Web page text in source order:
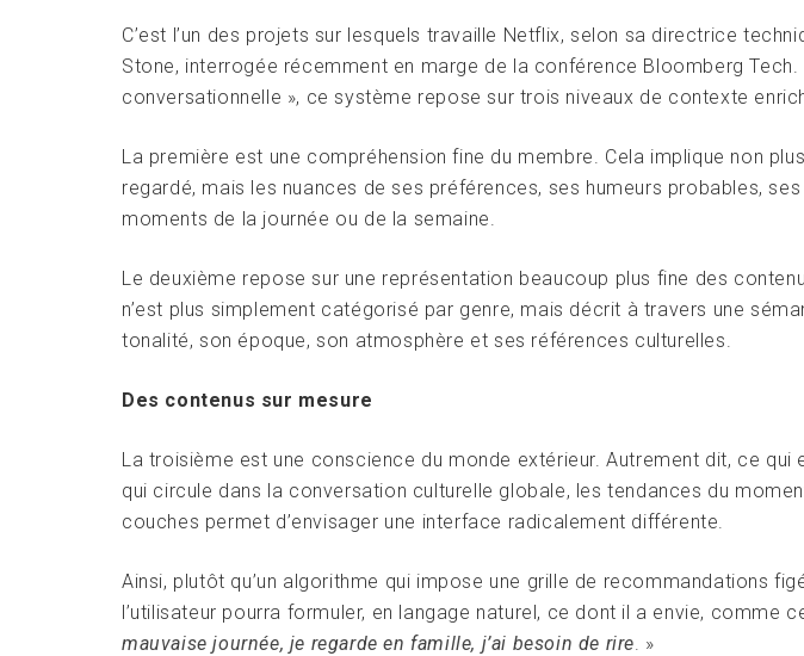
C’est l’un des projets sur lesquels travaille Netflix, selon sa directrice
Stone, interrogée récemment en marge de la conférence Bloomberg
conversationnelle », ce système repose sur trois niveaux de contexte
La première est une compréhension fine du membre. Cela implique non
regardé, mais les nuances de ses préférences, ses humeurs probables,
moments de la journée ou de la semaine.
Le deuxième repose sur une représentation beaucoup plus fine des
n’est plus simplement catégorisé par genre, mais décrit à travers une
tonalité, son époque, son atmosphère et ses références culturelles.
Des contenus sur mesure
La troisième est une conscience du monde extérieur. Autrement dit, ce qui
qui circule dans la conversation culturelle globale, les tendances du
couches permet d’envisager une interface radicalement différente.
Ainsi, plutôt qu’un algorithme qui impose une grille de recommandations
l’utilisateur pourra formuler, en langage naturel, ce dont il a envie, comme
mauvaise journée, je regarde en famille, j’ai besoin de rire . »